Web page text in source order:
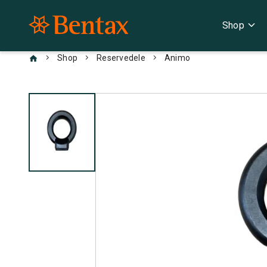
Shop expand_more
chevron_right Shop chevron_right Reservedele chevron_right Animo